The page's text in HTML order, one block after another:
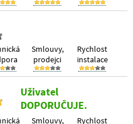
Smlouvy,
prodejci
Rychlost
instalace
Uživatel
DOPORUČUJE.
Smlouvy,
Rychlost